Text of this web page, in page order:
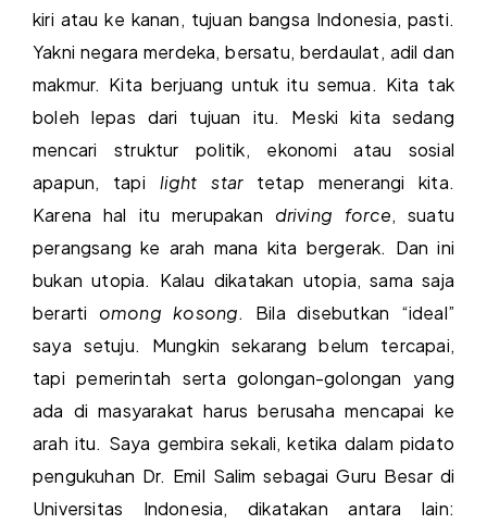
kiri atau ke kanan, tujuan bangsa Indonesia, pasti.
Yakni negara merdeka, bersatu, berdaulat, adil dan
makmur. Kita berjuang untuk itu semua. Kita tak
boleh lepas dari tujuan itu. Meski kita sedang
mencari struktur politik, ekonomi atau sosial
apapun, tapi light startetap menerangi kita.
Karena hal itu merupakan driving force, suatu
perangsang ke arah mana kita bergerak. Dan ini
bukan utopia. Kalau dikatakan utopia, sama saja
berarti omong kosong. Bila disebutkan “ideal”
saya setuju. Mungkin sekarang belum tercapai,
tapi pemerintah serta golongan-golongan yang
ada di masyarakat harus berusaha mencapai ke
arah itu. Saya gembira sekali, ketika dalam pidato
pengukuhan Dr. Emil Salim sebagai Guru Besar di
Universitas Indonesia, dikatakan antara lain: